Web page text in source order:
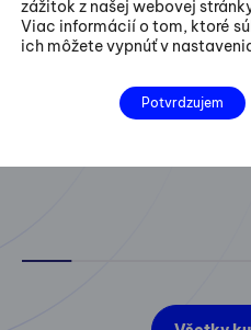
zážitok z našej webovej
Viac informácií o tom, ktoré
ich môžete vypnúť v
Potvrdzujem